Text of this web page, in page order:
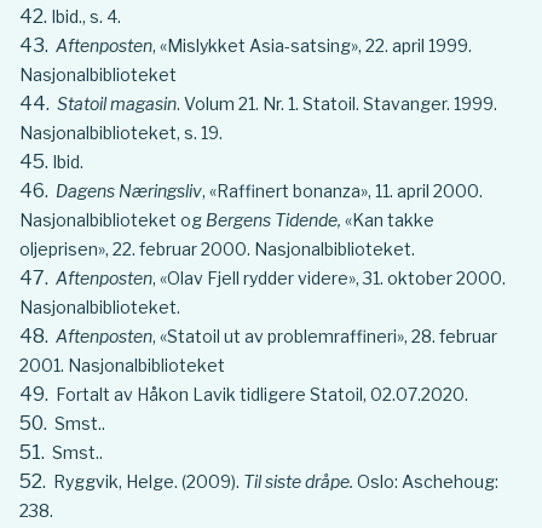
Ibid., s. 4.
Aftenposten, «Mislykket Asia-satsing», 22. april 1999.
Nasjonalbiblioteket
Statoil magasin. Volum 21. Nr. 1. Statoil. Stavanger. 1999.
Nasjonalbiblioteket, s. 19.
Ibid.
Dagens Næringsliv, «Raffinert bonanza», 11. april 2000.
Nasjonalbiblioteket og Bergens Tidende, «Kan takke
oljeprisen», 22. februar 2000. Nasjonalbiblioteket.
Aftenposten, «Olav Fjell rydder videre», 31. oktober 2000.
Nasjonalbiblioteket.
Aftenposten, «Statoil ut av problemraffineri», 28. februar
2001. Nasjonalbiblioteket
Fortalt av Håkon Lavik tidligere Statoil, 02.07.2020.
Smst..
Smst..
Ryggvik, Helge. (2009). Til siste dråpe. Oslo: Aschehoug:
238.